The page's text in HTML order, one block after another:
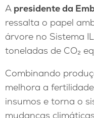
A presidente da
ressalta o papel
árvore no Sistema
toneladas de CO₂
Combinando
melhora a
insumos e torna o
mudanças